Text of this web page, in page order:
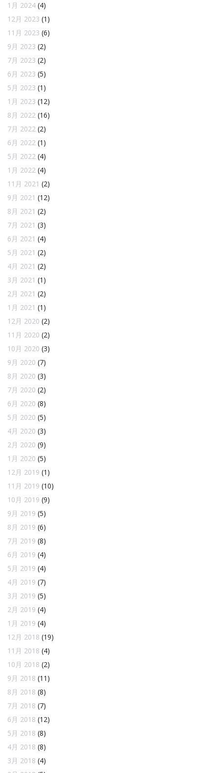
1月 2024 (4)
12月 2023 (1)
11月 2023 (6)
9月 2023 (2)
7月 2023 (2)
6月 2023 (5)
5月 2023 (1)
1月 2023 (12)
8月 2022 (16)
7月 2022 (2)
6月 2022 (1)
5月 2022 (4)
1月 2022 (4)
11月 2021 (2)
9月 2021 (12)
8月 2021 (2)
7月 2021 (3)
6月 2021 (4)
5月 2021 (2)
4月 2021 (2)
3月 2021 (1)
2月 2021 (2)
1月 2021 (1)
12月 2020 (2)
11月 2020 (2)
10月 2020 (3)
9月 2020 (7)
8月 2020 (3)
7月 2020 (2)
6月 2020 (8)
5月 2020 (5)
4月 2020 (3)
2月 2020 (9)
1月 2020 (5)
12月 2019 (1)
11月 2019 (10)
10月 2019 (9)
9月 2019 (5)
8月 2019 (6)
7月 2019 (8)
6月 2019 (4)
5月 2019 (4)
4月 2019 (7)
3月 2019 (5)
2月 2019 (4)
1月 2019 (4)
12月 2018 (19)
11月 2018 (4)
10月 2018 (2)
9月 2018 (11)
8月 2018 (8)
7月 2018 (7)
6月 2018 (12)
5月 2018 (8)
4月 2018 (8)
3月 2018 (4)